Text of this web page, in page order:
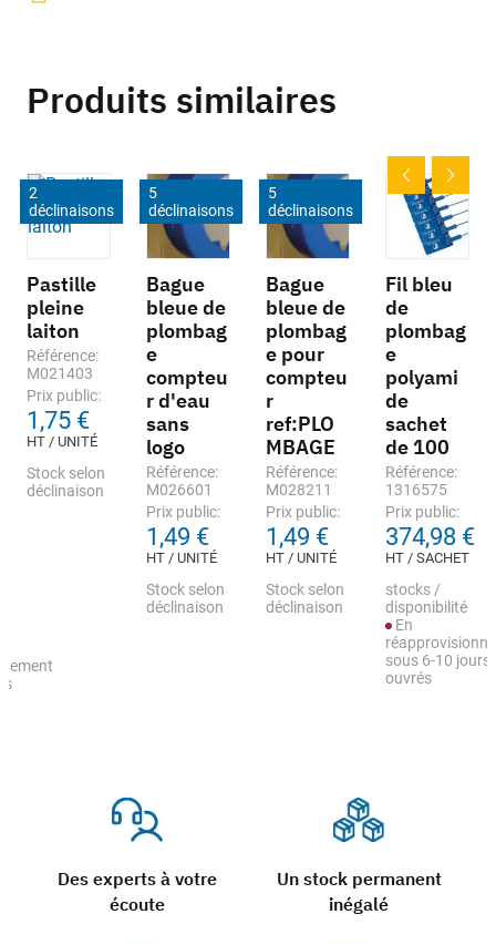
Des experts à votre
écoute
Un stock permanent
inégalé
Produits similaires
2
déclinaisons
Pastille
pleine
laiton
Référence:
M021403
Prix public:
1,75 €
HT / UNITÉ
Stock selon
déclinaison
5
déclinaisons
Bague
bleue de
plombag
e
compteu
r d'eau
sans
logo
Référence:
M026601
Prix public:
1,49 €
HT / UNITÉ
Stock selon
déclinaison
5
déclinaisons
Bague
bleue de
plombag
e pour
compteu
r
ref:PLO
MBAGE
Référence:
M028211
Prix public:
1,49 €
HT / UNITÉ
Stock selon
déclinaison
Fil bleu
de
plombag
e
polyami
de
sachet
de 100
Référence:
1316575
Prix public:
374,98 €
HT / SACHET
stocks /
disponibilité
En
sous 6-10 jours
ouvrés